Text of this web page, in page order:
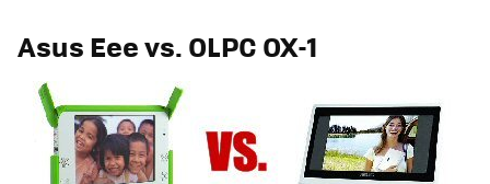
Asus Eee vs. OLPC OX-1